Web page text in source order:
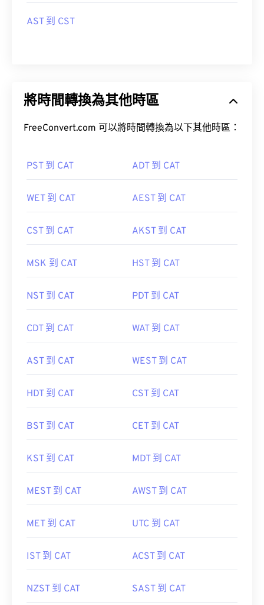
AST 到 CST
將時間轉換為其他時區
FreeConvert.com 可以將時間轉換為以下其他時區：
PST 到 CAT ADT 到 CAT
WET 到 CAT AEST 到 CAT
CST 到 CAT AKST 到 CAT
MSK 到 CAT HST 到 CAT
NST 到 CAT PDT 到 CAT
CDT 到 CAT WAT 到 CAT
AST 到 CAT WEST 到 CAT
HDT 到 CAT CST 到 CAT
BST 到 CAT CET 到 CAT
KST 到 CAT MDT 到 CAT
MEST 到 CAT AWST 到 CAT
MET 到 CAT UTC 到 CAT
IST 到 CAT ACST 到 CAT
NZST 到 CAT SAST 到 CAT